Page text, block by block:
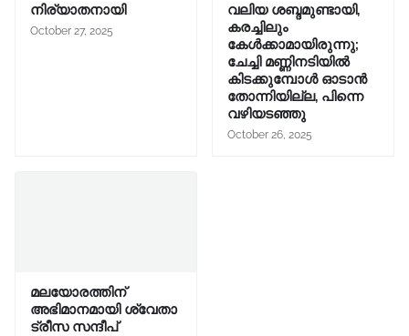
നിര്യാതനായി
October 27, 2025
വലിയ ശബ്ദമുണ്ടായി,
കരച്ചിലും
കേൾക്കാമായിരുന്നു;
ചേച്ചി മണ്ണിനടിയിൽ
കിടക്കുമ്പോൾ ഓടാൻ
തോന്നിയില്ല, പിന്നെ
വഴിയടഞ്ഞു
October 26, 2025
മലയോരത്തിന്
അഭിമാനമായി ശ്വേതാ
ട്രീസ സന്ദീപ്